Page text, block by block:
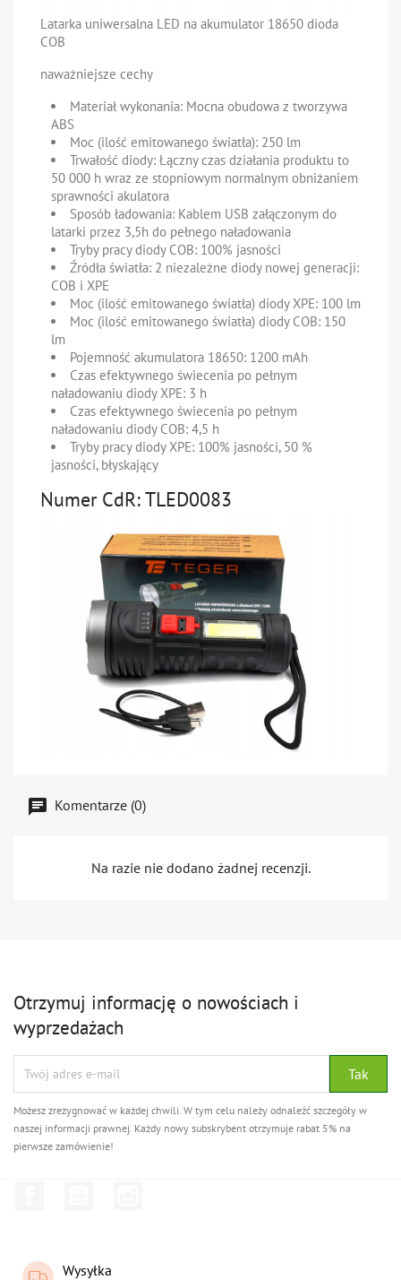
Latarka uniwersalna LED na akumulator 18650 dioda
COB
naważniejsze cechy
Materiał wykonania: Mocna obudowa z tworzywa
ABS
Moc (ilość emitowanego światła): 250 lm
Trwałość diody: Łączny czas działania produktu to
50 000 h wraz ze stopniowym normalnym obniżaniem
sprawności akulatora
Sposób ładowania: Kablem USB załączonym do
latarki przez 3,5h do pełnego naładowania
Tryby pracy diody COB: 100% jasności
Źródła światła: 2 niezależne diody nowej generacji:
COB i XPE
Moc (ilość emitowanego światła) diody XPE: 100 lm
Moc (ilość emitowanego światła) diody COB: 150
lm
Pojemność akumulatora 18650: 1200 mAh
Czas efektywnego świecenia po pełnym
naładowaniu diody XPE: 3 h
Czas efektywnego świecenia po pełnym
naładowaniu diody COB: 4,5 h
Tryby pracy diody XPE: 100% jasności, 50 %
jasności, błyskający
Numer CdR: TLED0083
Komentarze (0)
Na razie nie dodano żadnej recenzji.
Otrzymuj informację o nowościach i
wyprzedażach
Możesz zrezygnować w każdej chwili. W tym celu należy odnaleźć szczegóły w
naszej informacji prawnej. Każdy nowy subskrybent otrzymuje rabat 5% na
pierwsze zamówienie!
Wysyłka